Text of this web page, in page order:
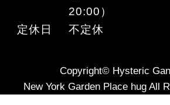
20:00）
定休日
不定休
Copyright© Hysteric
New York Garden Place hug All